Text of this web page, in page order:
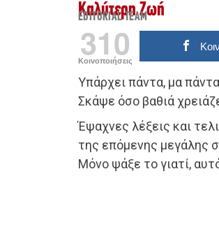
Καλύτερη Ζωή
EDITORIAL TEAM
310
Κοινοποιήσεις
Υπάρχει πάντα, μα
Σκάψε όσο βαθιά
Έψαχνες λέξεις και
της επόμενης μεγάλης
Μόνο ψάξε το γιατί,